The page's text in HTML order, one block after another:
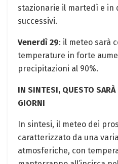
stazionarie il martedì e in
successivi.
Venerdì 29: il meteo sarà
temperature in forte
precipitazioni al 90%.
IN SINTESI, QUESTO
GIORNI
In sintesi, il meteo dei
caratterizzato da una
atmosferiche, con